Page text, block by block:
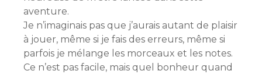
aventure.
Je n’imaginais pas que j’aurais autant de plaisir
à jouer, même si je fais des erreurs, même si
parfois je mélange les morceaux et les notes.
Ce n’est pas facile, mais quel bonheur quand